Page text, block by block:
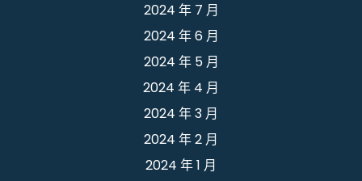
2024 年 7 月
2024 年 6 月
2024 年 5 月
2024 年 4 月
2024 年 3 月
2024 年 2 月
2024 年 1 月